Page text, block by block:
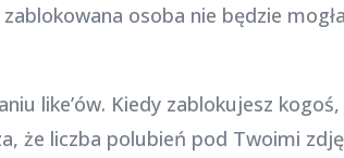
osoba nie będzie
like’ów. Kiedy zablokujesz
że liczba polubień pod Twoimi